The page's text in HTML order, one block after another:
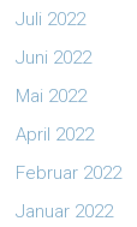
Juli 2022
Juni 2022
Mai 2022
April 2022
Februar 2022
Januar 2022